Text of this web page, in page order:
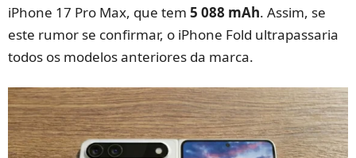
iPhone 17 Pro Max, que tem 5 088 mAh. Assim, se
este rumor se confirmar, o iPhone Fold ultrapassaria
todos os modelos anteriores da marca.